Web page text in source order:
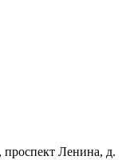
проспект Ленина, д.